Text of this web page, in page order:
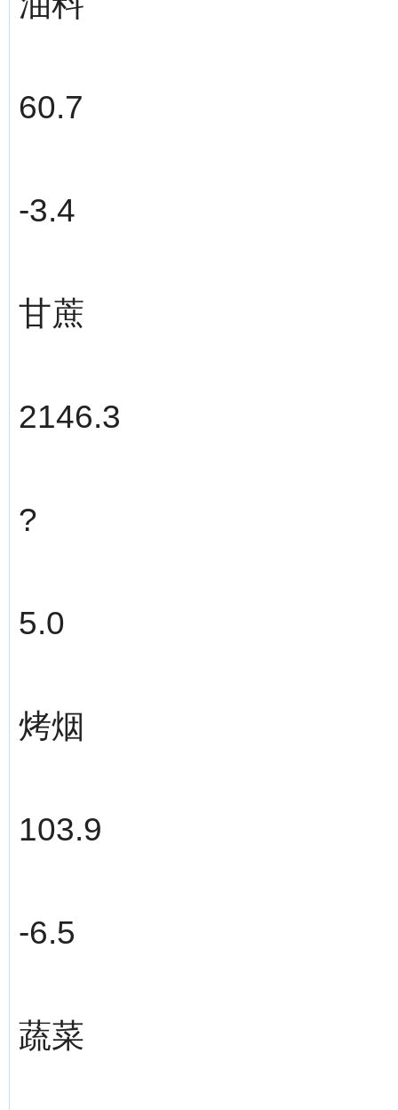
60.7
-3.4
甘蔗
2146.3
?
5.0
烤烟
103.9
-6.5
蔬菜